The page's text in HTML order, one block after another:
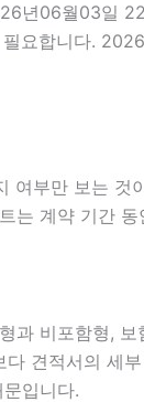
년06월03일
필요합니다.
부만 보는 것
계약 기간
비포함형,
견적서의 세
입니다.